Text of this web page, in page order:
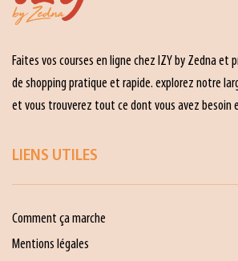
Faites vos courses en ligne chez IZY by Zedna et
de shopping pratique et rapide. explorez notre
et vous trouverez tout ce dont vous avez besoin
LIENS UTILES
Comment ça marche
Mentions légales